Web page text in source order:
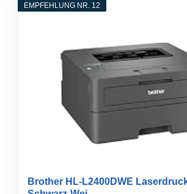
EMPFEHLUNG NR. 12
Brother HL-L2400DWE